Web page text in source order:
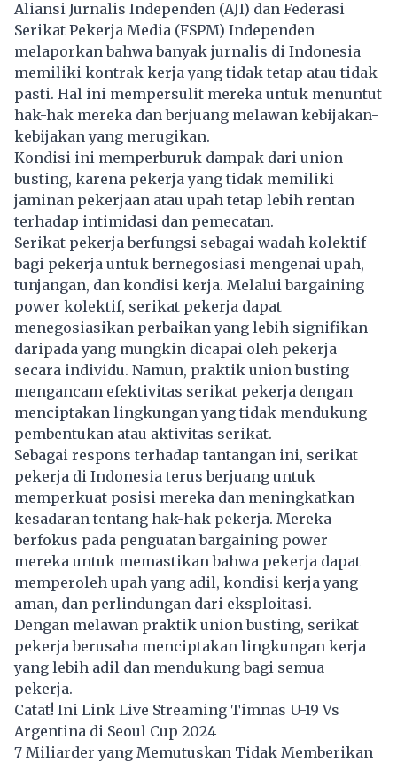
Aliansi Jurnalis Independen (AJI) dan Federasi
Serikat Pekerja Media (FSPM) Independen
melaporkan bahwa banyak jurnalis di Indonesia
memiliki kontrak kerja yang tidak tetap atau tidak
pasti. Hal ini mempersulit mereka untuk menuntut
hak-hak mereka dan berjuang melawan kebijakan-
kebijakan yang merugikan.
Kondisi ini memperburuk dampak dari union
busting, karena pekerja yang tidak memiliki
jaminan pekerjaan atau upah tetap lebih rentan
terhadap intimidasi dan pemecatan.
Serikat pekerja berfungsi sebagai wadah kolektif
bagi pekerja untuk bernegosiasi mengenai upah,
tunjangan, dan kondisi kerja. Melalui bargaining
power kolektif, serikat pekerja dapat
menegosiasikan perbaikan yang lebih signifikan
daripada yang mungkin dicapai oleh pekerja
secara individu. Namun, praktik union busting
mengancam efektivitas serikat pekerja dengan
menciptakan lingkungan yang tidak mendukung
pembentukan atau aktivitas serikat.
Sebagai respons terhadap tantangan ini, serikat
pekerja di Indonesia terus berjuang untuk
memperkuat posisi mereka dan meningkatkan
kesadaran tentang hak-hak pekerja. Mereka
berfokus pada penguatan bargaining power
mereka untuk memastikan bahwa pekerja dapat
memperoleh upah yang adil, kondisi kerja yang
aman, dan perlindungan dari eksploitasi.
Dengan melawan praktik union busting, serikat
pekerja berusaha menciptakan lingkungan kerja
yang lebih adil dan mendukung bagi semua
pekerja.
Catat! Ini Link Live Streaming Timnas U-19 Vs
Argentina di Seoul Cup 2024
7 Miliarder yang Memutuskan Tidak Memberikan